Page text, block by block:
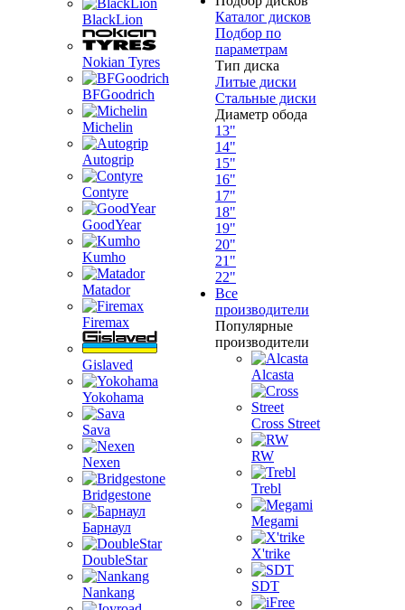
BlackLion
Nokian Tyres
BFGoodrich
Michelin
Autogrip
Contyre
GoodYear
Kumho
Matador
Firemax
Gislaved
Yokohama
Sava
Nexen
Bridgestone
Барнаул
DoubleStar
Nankang
Каталог дисков
Подбор по
параметрам
Тип диска
Литые диски
Стальные диски
Диаметр обода
13"
14"
15"
16"
17"
18"
19"
20"
21"
22"
Все
производители
Популярные
производители
Alcasta
Cross Street
RW
Trebl
Megami
X'trike
SDT